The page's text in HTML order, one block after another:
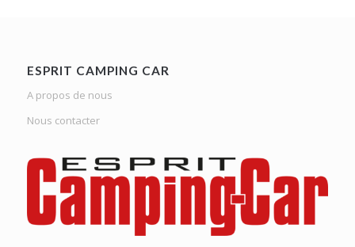
ESPRIT CAMPING CAR
A propos de nous
Nous contacter